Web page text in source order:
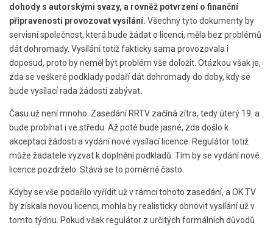
dohody s autorskými svazy, a rovněž potvrzení o finanční
připravenosti provozovat vysílání. Všechny tyto dokumenty by
servisní společnost, která bude žádat o licenci, měla bez problémů
dát dohromady. Vysílání totiž fakticky sama provozovala i
doposud, proto by neměl být problém vše doložit. Otázkou však je,
zda se veškeré podklady podaří dát dohromady do doby, kdy se
bude vysílací rada žádostí zabývat.
Času už není mnoho. Zasedání RRTV začíná zítra, tedy úterý 19. a
bude probíhat i ve středu. Až poté bude jasné, zda došlo k
akceptaci žádosti a vydání nové vysílací licence. Regulátor totiž
může žadatele vyzvat k doplnění podkladů. Tím by se vydání nové
licence pozdrželo. Stává se to poměrně často.
Kdyby se vše podařilo vyřídit už v rámci tohoto zasedání, a OK TV
by získala novou licenci, mohla by realisticky obnovit vysílání už v
tomto týdnu. Pokud však regulátor z určitých formálních důvodů